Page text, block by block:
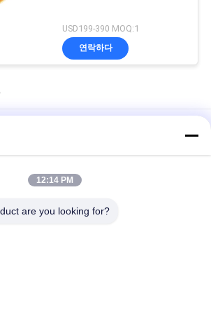
USD199-390 MOQ:1
연락하다
를 위한 소형 휴대용 RFID 지팡이 독자
더 PT290 OLED 디스플레이 데이터 저장
12:14 PM
are you looking for?